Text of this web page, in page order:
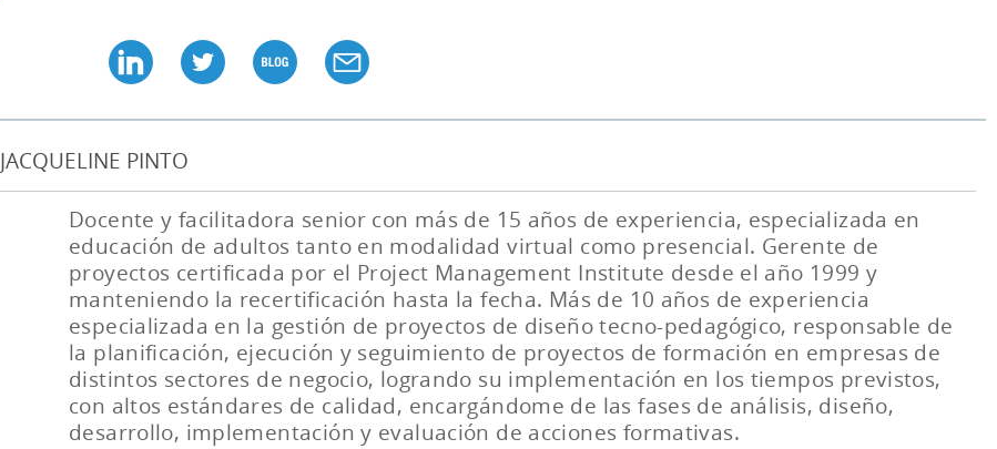
JACQUELINE PINTO
Docente y facilitadora senior con más de 15 años de experiencia, especializada en
educación de adultos tanto en modalidad virtual como presencial. Gerente de
proyectos certificada por el Project Management Institute desde el año 1999 y
manteniendo la recertificación hasta la fecha. Más de 10 años de experiencia
especializada en la gestión de proyectos de diseño tecno-pedagógico, responsable de
la planificación, ejecución y seguimiento de proyectos de formación en empresas de
distintos sectores de negocio, logrando su implementación en los tiempos previstos,
con altos estándares de calidad, encargándome de las fases de análisis, diseño,
desarrollo, implementación y evaluación de acciones formativas.